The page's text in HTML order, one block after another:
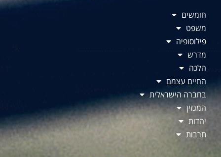
חומשים
משפט
פילוסופיה
מדרש
הלכה
החיים עצמם
בחברה הישראלית
המגזין
יהדות
תרבות